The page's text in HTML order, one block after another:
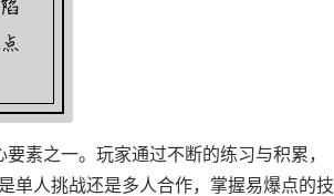
素之一。玩家通过不断的练习与积累，
单人挑战还是多人合作，掌握易爆点的技